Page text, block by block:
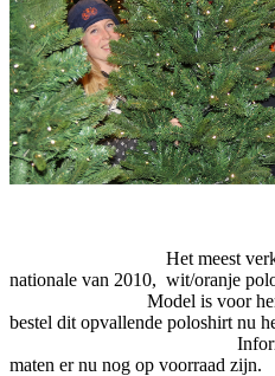
Het meest verkochte
nationale van 2010, wit/oranje
Model is voor hem en
bestel dit opvallende poloshirt nu
Informeer bij de
maten er nu nog op voorraad zijn.